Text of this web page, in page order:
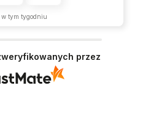
w tym tygodniu
przez